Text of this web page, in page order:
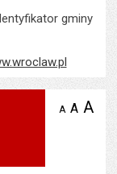
gminy
A zmniejsz
A A